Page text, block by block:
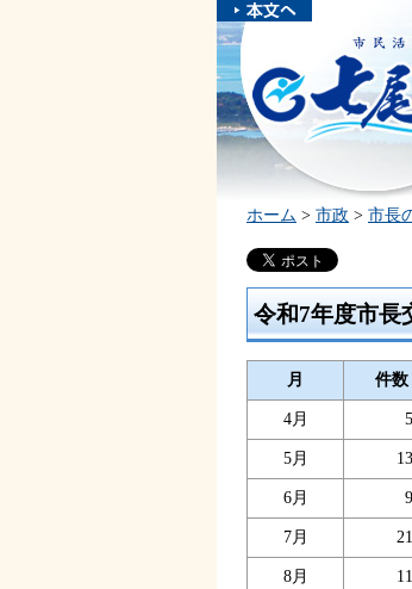
本文へスキ
ップしま
す。
市民活躍都市 七
ホーム > 市政 > 市長
令和7年度市長
月 件数
4月
5月
6月
7月
8月